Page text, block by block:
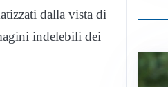
dalla vista di
indelebili dei